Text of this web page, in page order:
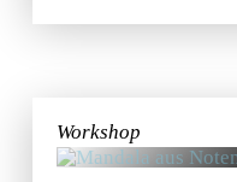
Workshop